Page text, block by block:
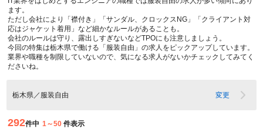
ます。
ただし会社により「襟付き」「サンダル、クロックスNG」「クライアント対
応はジャケット着用」など細かなルールがあることも。
会社のルールは守り、露出しすぎないなどTPOにも注意しましょう。
今回の特集は栃木県で働ける「服装自由」の求人をピックアップしています。
業界や職種を制限していないので、気になる求人がないかチェックしてみてく
ださいね。
栃木県／服装自由 変更
292件中 1～50 件表示